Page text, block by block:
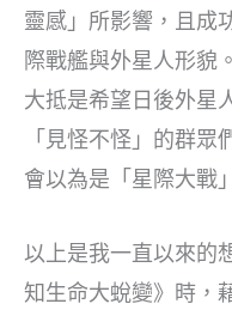
靈感」所影響，且成
際戰艦與外星人形貌
大抵是希望日後外星
「見怪不怪」的群
會以為是「星際大戰
以上是我一直以來的
知生命大蛻變》時，